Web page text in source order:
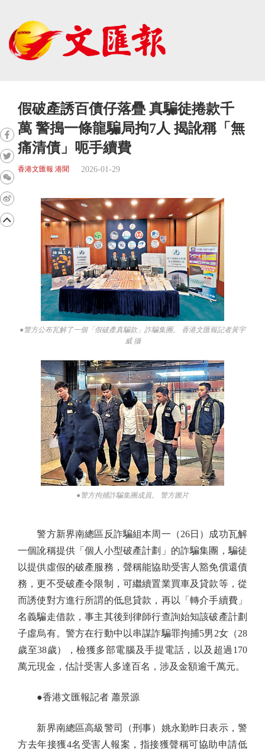
假破產誘百債仔落疊 真騙徒捲款千
萬 警搗一條龍騙局拘7人 揭訛稱「無
痛清債」呃手續費
香港文匯報 港聞 2026-01-29
●警方公布瓦解了一個「假破產真騙款」詐騙集團。 香港文匯報記者黃宇
威 攝
●警方拘捕詐騙集團成員。 警方圖片
警方新界南總區反詐騙組本周一（26日）成功瓦解
一個訛稱提供「個人小型破產計劃」的詐騙集團，騙徒
以提供虛假的破產服務，聲稱能協助受害人豁免償還債
務，更不受破產令限制，可繼續置業買車及貸款等，從
而誘使對方進行所謂的低息貸款，再以「轉介手續費」
名義騙走借款，事主其後到律師行查詢始知該破產計劃
子虛烏有。警方在行動中以串謀詐騙罪拘捕5男2女（28
歲至38歲），檢獲多部電腦及手提電話，以及超過170
萬元現金，估計受害人多達百名，涉及金額逾千萬元。
●香港文匯報記者 蕭景源
新界南總區高級警司（刑事）姚永勤昨日表示，警
方去年接獲4名受害人報案，指接獲聲稱可協助申請低